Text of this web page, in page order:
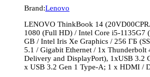
Brand:Lenovo
LENOVO ThinkBook 14
1080 (Full HD) / Intel Core i5-1135G7
GB / Intel Iris Xe Graphics / 256 ГБ
5.1 / Gigabit Ethernet / 1x Thunderbolt
Delivery and DisplayPort), 1хUSB 3.2
x USB 3.2 Gen 1 Type-A; 1 x HDMI /